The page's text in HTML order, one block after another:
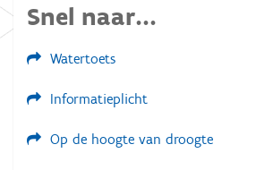
Snel naar...
Watertoets
Informatieplicht
Op de hoogte van droogte